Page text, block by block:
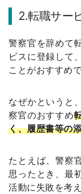
2.転職サー
警察官を辞めて
ビスに登録して
ことがおすすめで
なぜかというと
察官のおすすめ
く、履歴書等の
たとえば、警察
思ったとき、最
活動に失敗を考